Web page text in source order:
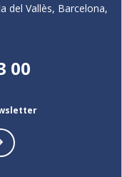
del Vallès, Barcelona,
00